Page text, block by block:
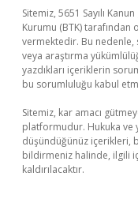
Sitemiz, 5651 Sayılı
Kurumu (BTK) tarafından
vermektedir. Bu
veya araştırma
yazdıkları içeriklerin
bu sorumluluğu kabul
Sitemiz, kar amacı
platformudur. Hukuka ve
düşündüğünüz içerikleri,
bildirmeniz halinde, ilgili
kaldırılacaktır.